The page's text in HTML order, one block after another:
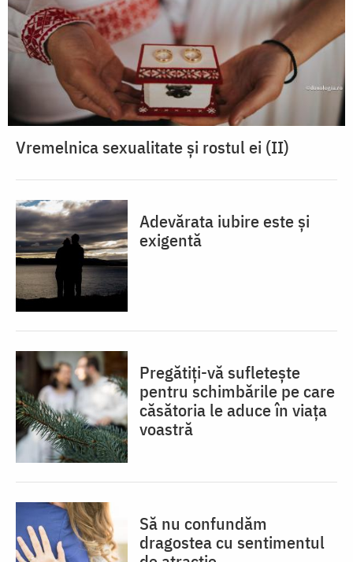
Vremelnica sexualitate și rostul ei (II)
Adevărata iubire este și
exigentă
Pregătiți-vă sufletește
pentru schimbările pe care
căsătoria le aduce în viața
voastră
Să nu confundăm
dragostea cu sentimentul